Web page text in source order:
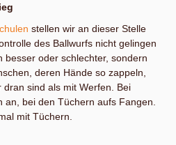
stellen wir an dieser Stelle
des Ballwurfs nicht gelingen
besser oder schlechter, sondern
deren Hände so zappeln,
sind als mit Werfen. Bei
an, bei den Tüchern aufs Fangen.
mit Tüchern.